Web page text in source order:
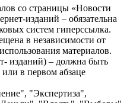
со страницы «Новости
изданий – обязательна
систем гиперссылка.
в независимости от
материалов.
изданий) – должна быть
в первом абзаце
"Экспертиза",